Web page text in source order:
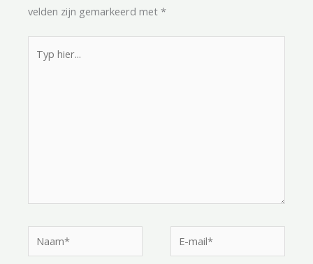
velden zijn gemarkeerd met *
hier...
mail*